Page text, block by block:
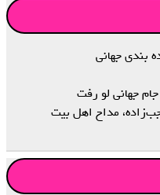
بندی جهانی
جهانی لو رفت
مداح اهل‌ بیت